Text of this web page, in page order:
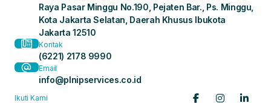
Raya Pasar Minggu No.190, Pejaten Bar., Ps. Minggu,
Kota Jakarta Selatan, Daerah Khusus Ibukota
Jakarta 12510
Kontak
(6221) 2178 9990
Email
info@plnipservices.co.id
Ikuti Kami